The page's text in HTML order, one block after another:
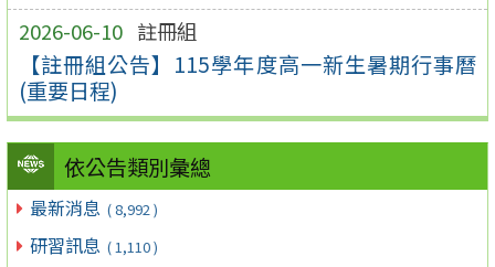
2026-06-10 註冊組
【註冊組公告】115學年度高一新生暑期行事曆
(重要日程)
依公告類別彙總
最新消息 ( 8,992 )
研習訊息 ( 1,110 )